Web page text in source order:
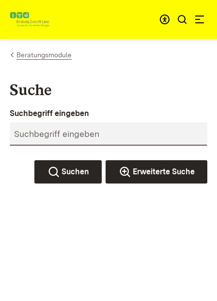
Zum Inhalt springen
Link zur Startseite
Beratungsmodule
Suche
Suchbegriff eingeben
Suchen Erweiterte Suche